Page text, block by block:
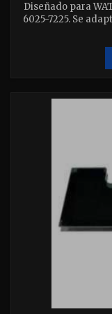
Diseñado para
6025-7225. Se
Pensado para un